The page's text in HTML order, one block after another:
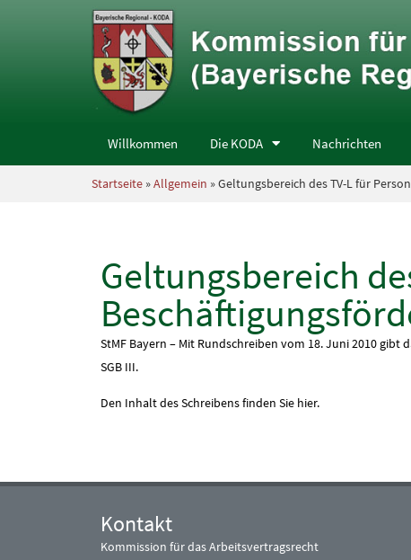
Willkommen Die KODA Nachrichten
Startseite »Allgemein » Geltungsbereich des TV-L für
Geltungsbereich
StMF Bayern – Mit Rundschreiben vom 18. Juni 2010 gibt
SGB III.
Den Inhalt des Schreibens finden Sie hier.
Kontakt
Kommission für das Arbeitsvertragsrecht